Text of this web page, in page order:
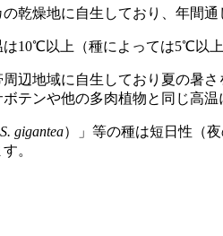
乾燥地に自生しており、年間
10℃以上（種によっては5℃以
辺地域に自生しており夏の暑
テンや他の多肉植物と同じ高温
S. gigantea）」等の種は短日性（
。